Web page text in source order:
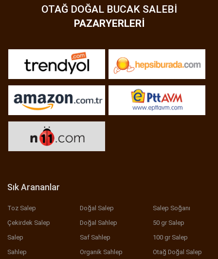
OTAĞ DOĞAL BUCAK SALEBI
PAZARYERLERI
Sık Arananlar
Toz Salep
Çekirdek Salep
Salep
Sahlep
Doğal Salep
Doğal Sahlep
Saf Sahlep
Organik Sahlep
Salep Soğanı
50 gr Salep
100 gr Salep
Otağ Doğal Salep